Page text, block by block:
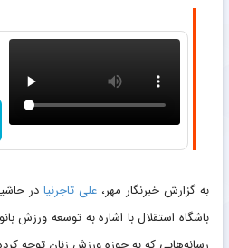
به گزارش خبرنگار مهر، علی تاجرنیا در
باشگاه استقلال با اشاره به توسعه ورزش